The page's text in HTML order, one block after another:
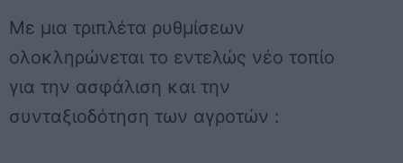
Με μια τριπλέτα ρυθμίσεων
ολοκληρώνεται το εντελώς νέο τοπίο
για την ασφάλιση και την
συνταξιοδότηση των αγροτών :